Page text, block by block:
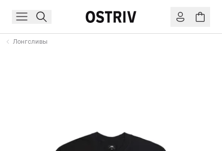
Лонгсливы